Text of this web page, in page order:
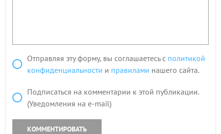
Отправляя эту форму, вы соглашаетесь с политикой
конфиденциальности и правилами нашего сайта.
Подписаться на комментарии к этой публикации.
(Уведомления на e-mail)
КОММЕНТИРОВАТЬ